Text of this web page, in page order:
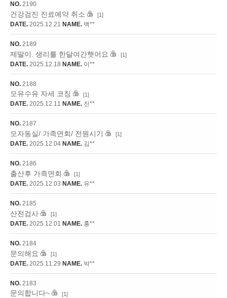
NO. 2190
건강검진 진료예약 취소 [1]
DATE. 2025.12.21 NAME. 백**
NO. 2189
제딸이. 생리를 한달여간햇어요 [1]
DATE. 2025.12.18 NAME. 이**
NO. 2188
모유수유 자세 코칭 [1]
DATE. 2025.12.11 NAME. 진**
NO. 2187
모자동실/ 가족면회/ 전원시기 [1]
DATE. 2025.12.04 NAME. 김**
NO. 2186
출산후 가족면회 [1]
DATE. 2025.12.03 NAME. 유**
NO. 2185
산전검사 [1]
DATE. 2025.12.01 NAME. 홍**
NO. 2184
문의해요 [1]
DATE. 2025.11.29 NAME. 박**
NO. 2183
문의합니다~ [1]